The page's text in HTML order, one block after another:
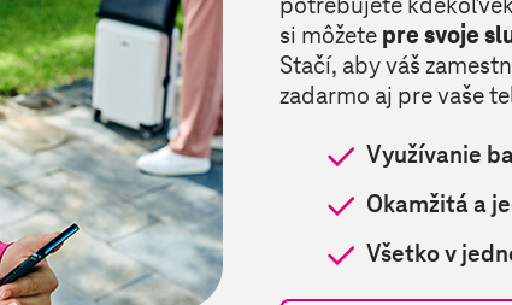
potrebujete
si môžete pre svoje
Stačí, aby váš
zadarmo aj pre vaše
Využívanie
Okamžitá a
Všetko v